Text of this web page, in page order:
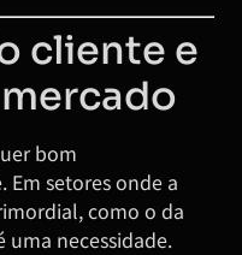
cliente e
bom
setores onde a
como o da
uma necessidade.